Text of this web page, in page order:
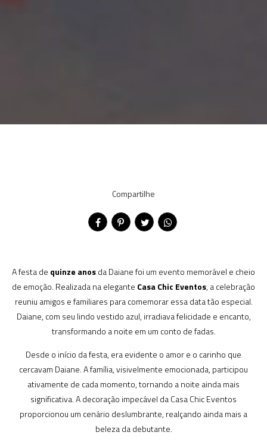
Compartilhe
A festa de quinze anosda Daiane foi um evento memorável e cheio
de emoção. Realizada na elegante Casa Chic Eventos, a celebração
reuniu amigos e familiares para comemorar essa data tão especial.
Daiane, com seu lindo vestido azul, irradiava felicidade e encanto,
transformando a noite em um conto de fadas.
Desde o início da festa, era evidente o amor e o carinho que
cercavam Daiane. A família, visivelmente emocionada, participou
ativamente de cada momento, tornando a noite ainda mais
significativa. A decoração impecável da Casa Chic Eventos
proporcionou um cenário deslumbrante, realçando ainda mais a
beleza da debutante.